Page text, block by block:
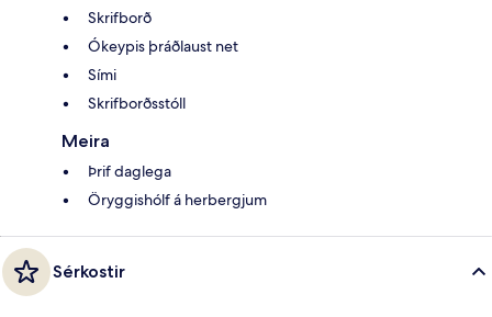
Skrifborð
Ókeypis þráðlaust net
Sími
Skrifborðsstóll
Meira
Þrif daglega
Öryggishólf á herbergjum
Sérkostir